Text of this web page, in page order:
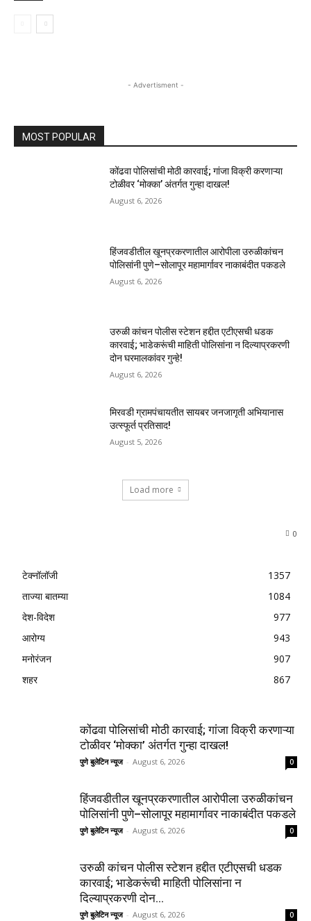
- Advertisment -
MOST POPULAR
कोंढवा पोलिसांची मोठी कारवाई; गांजा विक्री करणाऱ्या
टोळीवर ‘मोक्का’ अंतर्गत गुन्हा दाखल!
August 6, 2026
हिंजवडीतील खूनप्रकरणातील आरोपीला उरुळीकांचन
पोलिसांनी पुणे–सोलापूर महामार्गावर नाकाबंदीत पकडले
August 6, 2026
उरुळी कांचन पोलीस स्टेशन हद्दीत एटीएसची धडक
कारवाई; भाडेकरूंची माहिती पोलिसांना न दिल्याप्रकरणी
दोन घरमालकांवर गुन्हे!
August 6, 2026
मिरवडी ग्रामपंचायतीत सायबर जनजागृती अभियानास
उत्स्फूर्त प्रतिसाद!
August 5, 2026
Load more
0
टेक्नॉलॉजी
1357
ताज्या बातम्या
1084
देश-विदेश
977
आरोग्य
943
मनोरंजन
907
शहर
867
कोंढवा पोलिसांची मोठी कारवाई; गांजा विक्री करणाऱ्या
टोळीवर ‘मोक्का’ अंतर्गत गुन्हा दाखल!
पुणे बुलेटिन न्यूज - August 6, 2026 0
हिंजवडीतील खूनप्रकरणातील आरोपीला उरुळीकांचन
पोलिसांनी पुणे–सोलापूर महामार्गावर नाकाबंदीत पकडले
पुणे बुलेटिन न्यूज - August 6, 2026 0
उरुळी कांचन पोलीस स्टेशन हद्दीत एटीएसची धडक
कारवाई; भाडेकरूंची माहिती पोलिसांना न
दिल्याप्रकरणी दोन...
पुणे बुलेटिन न्यूज - August 6, 2026 0